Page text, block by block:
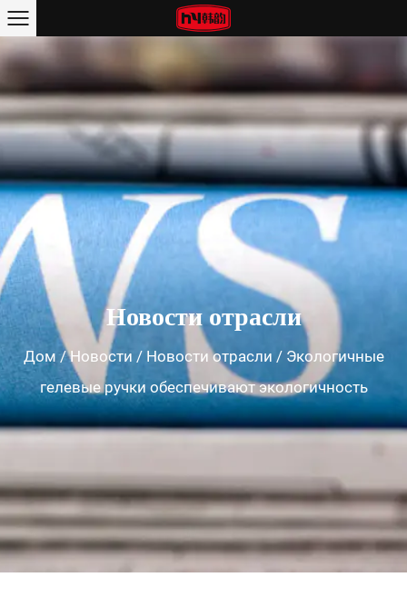
Новости отрасли
Дом /Новости / Новости отрасли / Экологичные
гелевые ручки обеспечивают экологичность